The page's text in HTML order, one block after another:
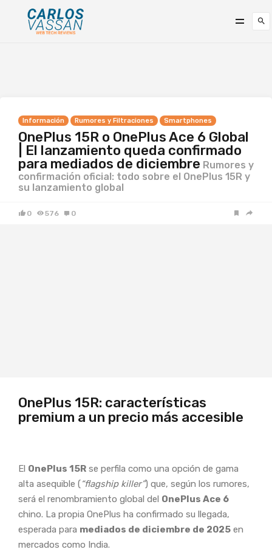
Información Rumores y Filtraciones Smartphones
OnePlus 15R o OnePlus Ace 6 Global
| El lanzamiento queda confirmado
para mediados de diciembre Rumores y
confirmación oficial: todo sobre el OnePlus 15R y
su lanzamiento global
0 576 0
OnePlus 15R: características
premium a un precio más accesible
El OnePlus 15R se perfila como una opción de gama
alta asequible (“flagship killer”) que, según los rumores,
será el renombramiento global del OnePlus Ace 6
chino. La propia OnePlus ha confirmado su llegada,
esperada para mediados de diciembre de 2025 en
mercados como India.